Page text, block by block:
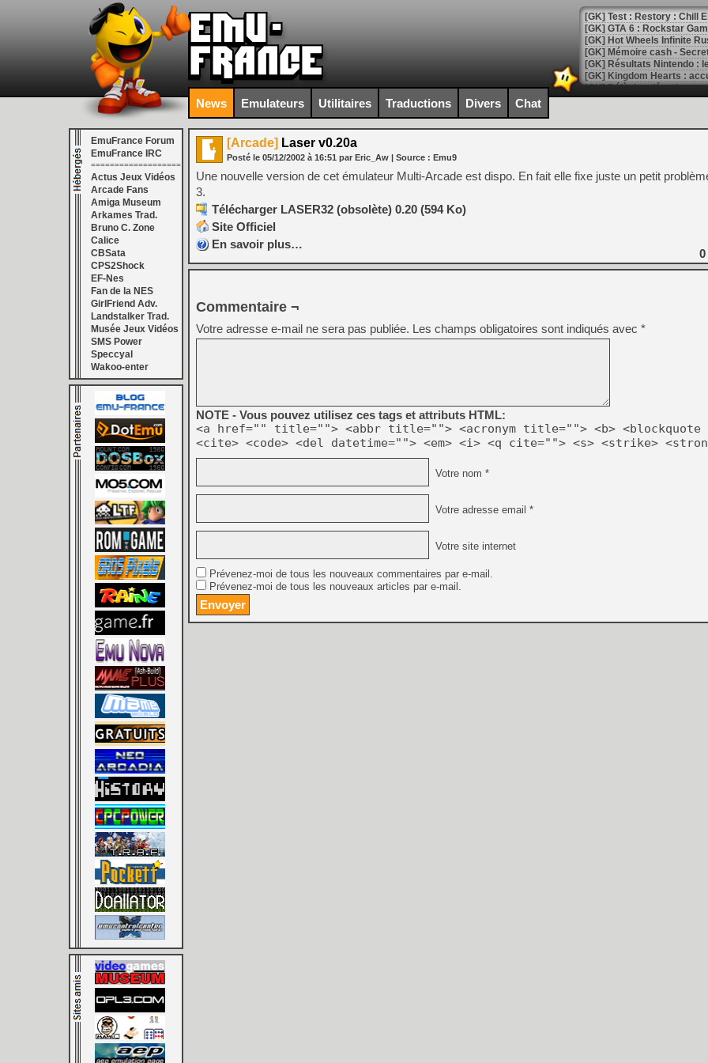
[GK] Test : Restory : Chill
[GK] GTA 6 : Rockstar
[GK] Hot Wheels Infinite
[GK] Mémoire cash -
[GK] Résultats Nintendo :
[GK] Déjà des
[Mo5] Brickboy cherche à
[GK] Minecraft et ses «
[GK] Beast of
[GK] Ubisoft : fin de partie
[GK] Mémoire cash -
[GK] Dan Houser (GTA)
[GK] Comment EA Sports
[GK] Crimson Moon : un
[GK] Isle of Reveries : le
[GK] Moonlighter 2 : The
[GK] Capcom relance
[Mo5] Deux inédits du
[GK] Le beat'em up The
[GK] Endless Legend 2 :
[LS] [PS5] Le WebKit
[GK] Oubliez Crazy Taxi,
[LS] [Switch] NSZ 5.0.0
[GK] No More Room in
[GK] Un chatbot Atelier
[GK] Mémoire cash -
[GK] Nvidia : le prix des
[GK] Suikoden Star Leap
[Mo5] La mini borne
[GK] Pourquoi Marvel
News Emulateurs Utilitaires Traductions Divers Chat
EmuFrance Forum
EmuFrance IRC
===================
Actus Jeux Vidéos
Arcade Fans
Amiga Museum
Arkames Trad.
Bruno C. Zone
Calice
CBSata
CPS2Shock
EF-Nes
Fan de la NES
GirlFriend Adv.
Landstalker Trad.
Musée Jeux Vidéos
SMS Power
Speccyal
Wakoo-enter
[Arcade] Laser v0.20a
Posté le 05/12/2002 à 16:51 par Eric_Aw | Source : Emu9
Une nouvelle version de cet émulateur Multi-Arcade est dispo. En fait elle fixe juste un petit
3.
Télécharger LASER32 (obsolète) 0.20 (594 Ko)
Site Officiel
En savoir plus…
0
Commentaire ¬
Votre adresse e-mail ne sera pas publiée. Les champs obligatoires sont indiqués avec *
NOTE - Vous pouvez utilisez ces tags et attributs HTML:
<a href="" title=""> <abbr title=""> <acronym title=""> <b> <blockquote
<cite> <code> <del datetime=""> <em> <i> <q cite=""> <s> <strike>
Votre nom *
Votre adresse email *
Votre site internet
Prévenez-moi de tous les nouveaux commentaires par e-mail.
Prévenez-moi de tous les nouveaux articles par e-mail.